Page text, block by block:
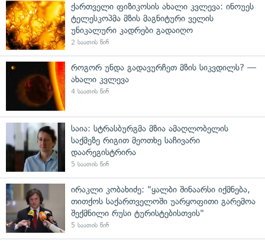
ქართველი ფიზიკოსის ახალი კვლევა: ინოუეს
ტელესკოპმა მზის მაგნიტური ველის
უნიკალური კადრები გადაიღო
2 საათის წინ
როგორ უნდა გადავურჩეთ მზის სიკვდილს? —
ახალი კვლევა
4 საათის წინ
საია: სტრასბურგმა მზია ამაღლობელის
საქმეზე რიგით მეოთხე საჩივარი
დაარეგისტრირა
5 საათის წინ
ირაკლი კობახიძე: "ყალბი შინაარსი იქმნება,
თითქოს საქართველოში უარყოფითი გარემოა
შექმნილი რუსი ტურისტებისთვის"
5 საათის წინ